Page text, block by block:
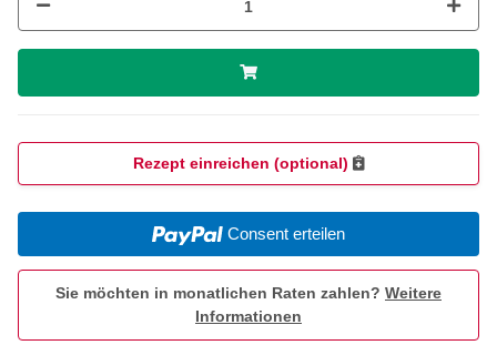
Rezept einreichen (optional)
Consent erteilen
Sie möchten in monatlichen Raten zahlen? Weitere
Informationen